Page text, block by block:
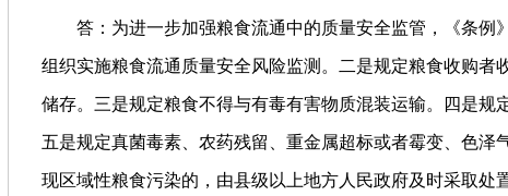
答：为进一步加强粮食流通中的质量安全监管，《条
组织实施粮食流通质量安全风险监测。二是规定粮食收购
储存。三是规定粮食不得与有毒有害物质混装运输。四是规
五是规定真菌毒素、农药残留、重金属超标或者霉变、色
现区域性粮食污染的，由县级以上地方人民政府及时采取处